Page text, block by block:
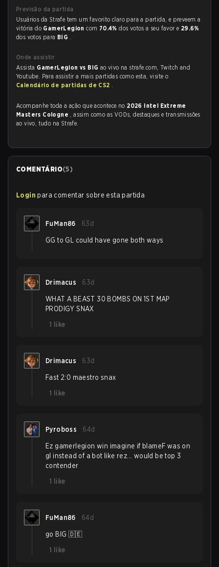
Previsão da partida
Usuários da Strafe tem um favorito claro para a partida, e preveem a
vitória do GamerLegioncom 70.4%dos votos a seu favor e 29.6%
dos votos para BIG .
Onde assistir
Assista GamerLegion vs BIG ao vivo na strafe.com, Twitch and
Youtube. Para assistir a mais partidas como esta, visite o
Calendário de partidas de CS2 .
Acompanhe toda a ação que acontece no 2026 Intel Extreme
Masters Cologne , assim como as VODs, destaques e transmissões
ao vivo, tudo na Strafe.
COMENTÁRIO(5)
Login para comentar sobre esta partida
FuMan86 63d
GG to GL could have gone both ways
Drimacus 63d
WHAT A BEAST 30 BOMBS ON 1ST MAP
PRODIGY SNAX
1
like
Drimacus 63d
Fast 2:0 maestro snax
1
like
Pyroboss 64d
Ez gamerlegion win imagine if blameF was on
gl instead of a bot like rez... would be top 3
contender
1
like
FuMan86 64d
go BIG 🇩🇪
1
like